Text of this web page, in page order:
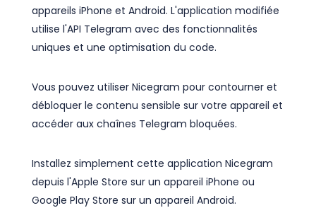
appareils iPhone et Android. L'application modifiée
utilise l'API Telegram avec des fonctionnalités
uniques et une optimisation du code.
Vous pouvez utiliser Nicegram pour contourner et
débloquer le contenu sensible sur votre appareil et
accéder aux chaînes Telegram bloquées.
Installez simplement cette application Nicegram
depuis l'Apple Store sur un appareil iPhone ou
Google Play Store sur un appareil Android.